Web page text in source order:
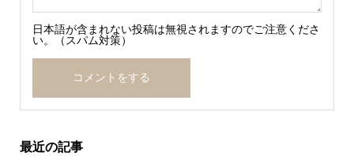
日本語が含まれない投稿は無視されますのでご注意くださ
い。（スパム対策）
最近の記事